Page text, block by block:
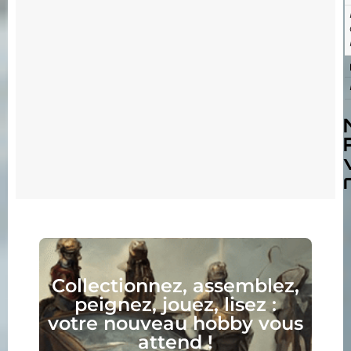
Collectionnez, assemblez,
peignez, jouez, lisez :
votre nouveau hobby vous